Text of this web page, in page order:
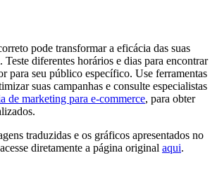
pode transformar a eficácia das suas
Teste diferentes horários e dias para encontrar
para seu público específico. Use ferramentas
suas campanhas e consulte especialistas
de marketing para e-commerce, para obter
traduzidas e os gráficos apresentados no
diretamente a página original aqui. ​